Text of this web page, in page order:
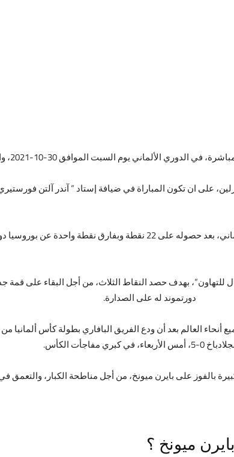
الموافق 30-10-2021، والقنوات الناقلة والتشكيل المتوقع لكل فريق.
للتهاون”، بهدف حصد النقاط الثلاث، من أجل البقاء على
دورتموند له على الصدارة.
في كبري مفاجأت الكأس.
بالفوز على بايرن ميونخ، من أجل مناطحة الكبار، والتعمق
ميونخ ؟